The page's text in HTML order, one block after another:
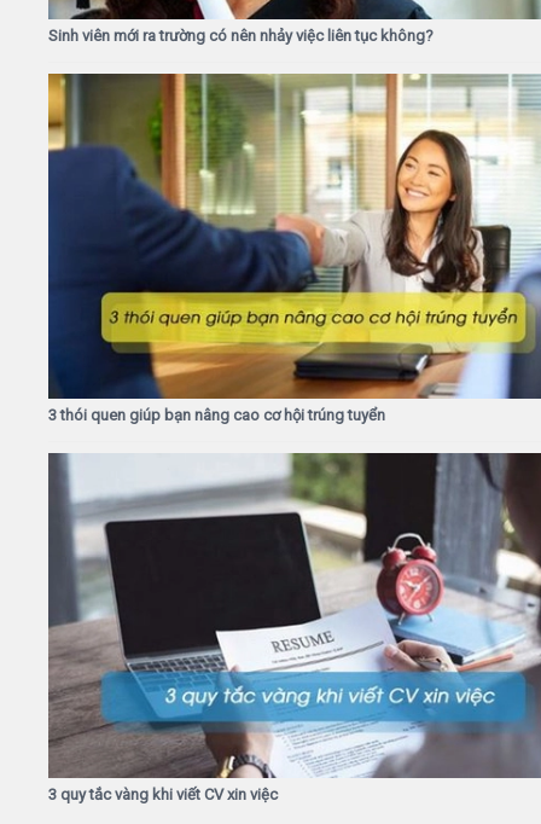
Sinh viên mới ra trường có nên nhảy việc liên tục không?
3 thói quen giúp bạn nâng cao cơ hội trúng tuyển
3 quy tắc vàng khi viết CV xin việc